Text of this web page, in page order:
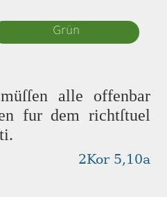
Grün
alle offenbar
fur dem richtſtuel
2Kor 5,10a